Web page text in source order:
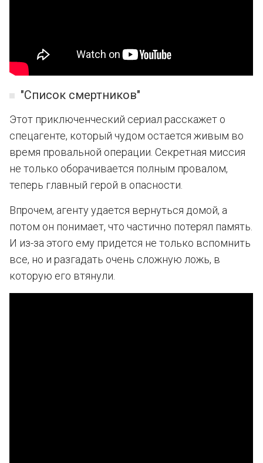
"Список смертников"
Этот приключенческий сериал расскажет о
спецагенте, который чудом остается живым во
время провальной операции. Секретная миссия
не только оборачивается полным провалом,
теперь главный герой в опасности.
Впрочем, агенту удается вернуться домой, а
потом он понимает, что частично потерял память.
И из-за этого ему придется не только вспомнить
все, но и разгадать очень сложную ложь, в
которую его втянули.